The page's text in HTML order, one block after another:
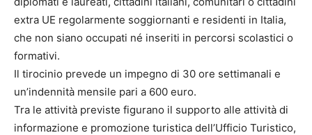
extra UE regolarmente soggiornanti e residenti in Italia,
che non siano occupati né inseriti in percorsi scolastici o
formativi.
Il tirocinio prevede un impegno di 30 ore settimanali e
un’indennità mensile pari a 600 euro.
Tra le attività previste figurano il supporto alle attività di
informazione e promozione turistica dell’Ufficio Turistico,